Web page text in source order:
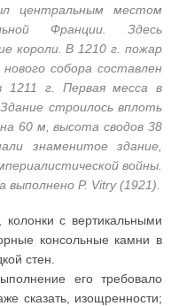
центральным местом
Франции. Здесь
короли. В 1210 г. пожар
собора составлен
г. Первая месса в
строилось вплоть
60 м, высота сводов 38
знаменитое здание,
войны.
Р. Vitrу (1921).
колонки с вертикальными
консольные камни в
стен.
его требовало
сказать, изощренности;